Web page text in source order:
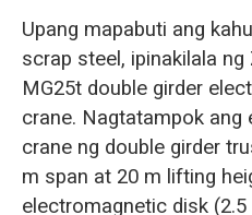
Upang mapabuti ang
scrap steel, ipinakilala
MG25t double girder
crane. Nagtatampok
crane ng double girder
m span at 20 m lifting
electromagnetic disk